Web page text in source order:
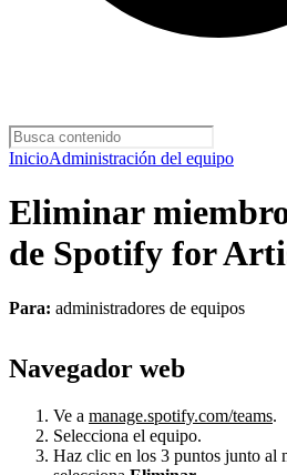
InicioAdministración del equipo
Eliminar
de Spotify for
Para: administradores de equipos
Navegador web
Ve a manage.spotify.com/teams.
Selecciona el equipo.
Haz clic en los 3 puntos junto al